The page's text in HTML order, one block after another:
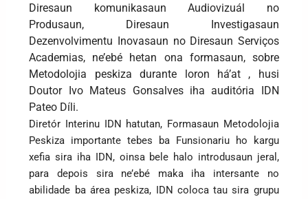
Diresaun komunikasaun Audiovizuál no
Produsaun, Diresaun Investigasaun
Dezenvolvimentu Inovasaun no Diresaun Serviços
Academias, ne’ebé hetan ona formasaun, sobre
Metodolojia peskiza durante loron há’at , husi
Doutor Ivo Mateus Gonsalves iha auditória IDN
Pateo Díli.
Diretór Interinu IDN hatutan, Formasaun Metodolojia
Peskiza importante tebes ba Funsionariu ho kargu
xefia sira iha IDN, oinsa bele halo introdusaun jeral,
para depois sira ne’ebé maka iha intersante no
abilidade ba área peskiza, IDN coloca tau sira grupu